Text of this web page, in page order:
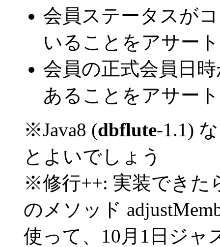
会員ステータスが
いることをアサート
会員の正式会員日
あることをアサート
※Java8 (dbflute-1.1)
とよいでしょう
※修行++: 実装できた
のメソッド
使って、10月1日ジャ